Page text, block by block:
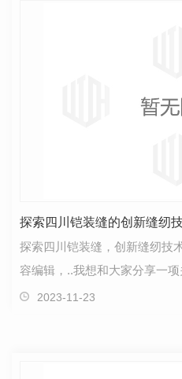
探索四川铠装缝的创新缝纫
探索四川铠装缝，创新缝纫技
容编辑，..我想和大家分享一
术。这项技术代表着缝纫行业
2023-11-23